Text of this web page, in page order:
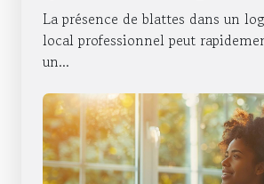
infestation ?
La présence de blattes dans un
local professionnel peut
un...